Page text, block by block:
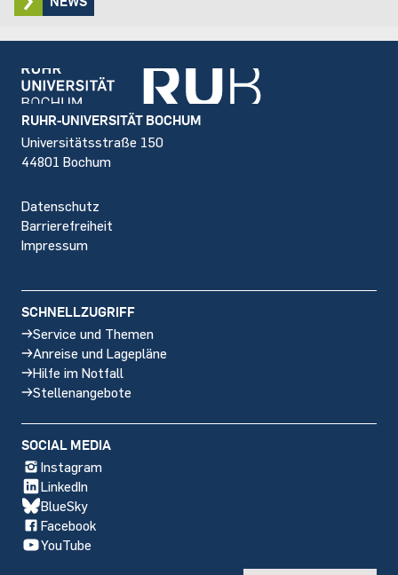
Footer
RUHR-UNIVERSITÄT BOCHUM
Universitätsstraße 150
44801 Bochum
Datenschutz
Barrierefreiheit
Impressum
SCHNELLZUGRIFF
Service und Themen
Anreise und Lagepläne
Hilfe im Notfall
Stellenangebote
SOCIAL MEDIA
Instagram
LinkedIn
BlueSky
Facebook
YouTube